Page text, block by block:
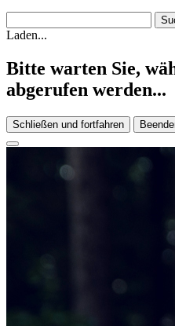
Laden...
Bitte warten Sie,
abgerufen werden...
Schließen und fortfahren